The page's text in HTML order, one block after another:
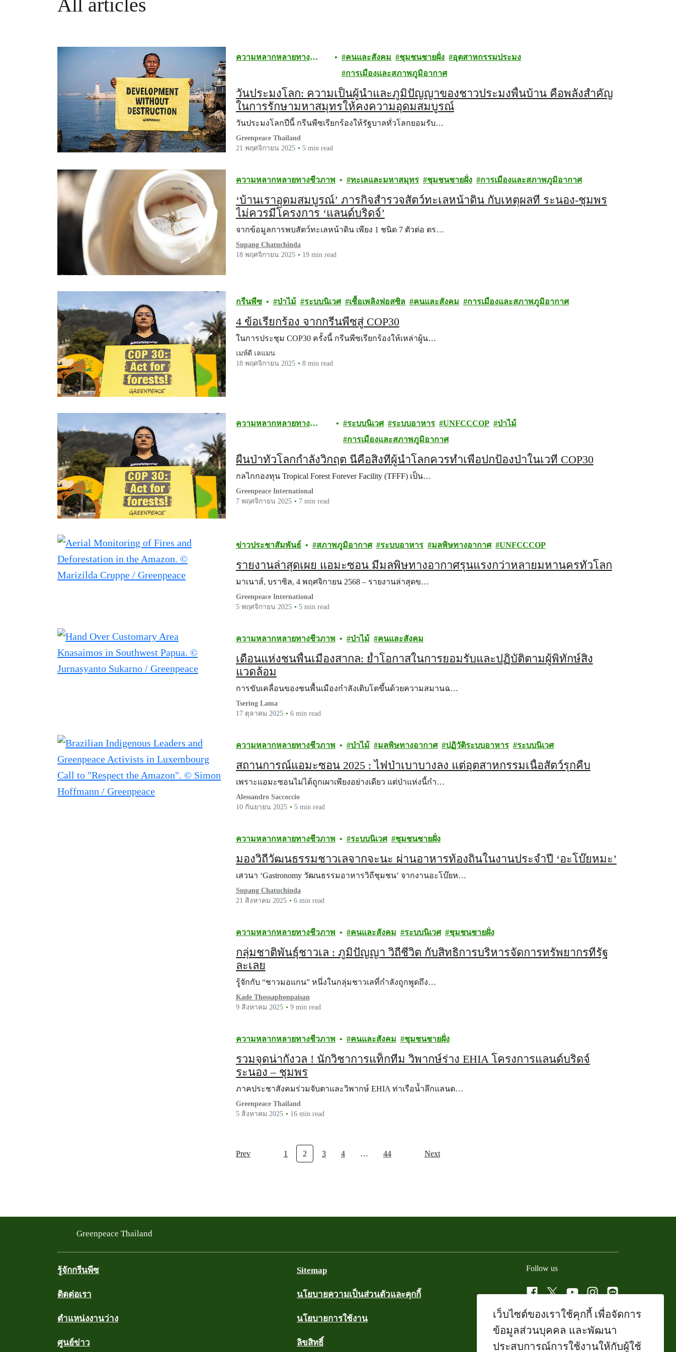
เว็บไซต์ของเราใช้คุกกี้ เพื่อจัดการ
ข้อมูลส่วนบุคคล และพัฒนา
ประสบการณ์การใช้งานให้กับผู้ใช้
All articles
ความหลากหลายทาง
คนและสังคม ชุมชนชายฝั่ง
อุตสาหกรรมประมง
การเมืองและสภาพภูมิอากาศ
วันประมงโลก: ความเป็นผู้นำและภูมิปัญญาของชาวประมงพื้นบ้าน คือพลังสำคัญ
ในการรักษามหาสมุทรให้คงความอุดมสมบูรณ์
วันประมงโลกปีนี้ กรีนพีซเรียกร้องให้รัฐบาลทั่วโลกยอมรับ…
Greenpeace Thailand
21 พฤศจิกายน 2025
5 min read
ความหลากหลายทางชีวภาพ ทะเลและมหาสมุทร ชุมชนชายฝั่ง การเมืองและสภาพภูมิอากาศ
‘บ้านเราอุดมสมบูรณ์’ ภารกิจสำรวจสัตว์ทะเลหน้าดิน กับเหตุผลที่ ระนอง-ชุมพร
ไม่ควรมีโครงการ ‘แลนด์บริดจ์’
จากข้อมูลการพบสัตว์ทะเลหน้าดิน เพียง 1 ชนิด 7 ตัวต่อ ตร…
Supang Chatuchinda
18 พฤศจิกายน 2025
19 min read
กรีนพีซ ป่าไม้ ระบบนิเวศ เชื้อเพลิงฟอสซิล คนและสังคม การเมืองและสภาพภูมิอากาศ
4 ข้อเรียกร้อง จากกรีนพีซสู่ COP30
ในการประชุม COP30 ครั้งนี้ กรีนพีซเรียกร้องให้เหล่าผู้น…
เมห์ดี เลแมน
18 พฤศจิกายน 2025
8 min read
ความหลากหลายทาง
ระบบนิเวศ ระบบอาหาร UNFCCCOP
ป่าไม้
การเมืองและสภาพภูมิอากาศ
ผืนป่าทั่วโลกกำลังวิกฤต นี่คือสิ่งที่ผู้นำโลกควรทำเพื่อปกป้องป่าในเวที COP30
กลไกกองทุน Tropical Forest Forever Facility (TFFF) เป็น…
Greenpeace International
7 พฤศจิกายน 2025
7 min read
ข่าวประชาสัมพันธ์ สภาพภูมิอากาศ ระบบอาหาร มลพิษทางอากาศ UNFCCCOP
รายงานล่าสุดเผย แอมะซอน มีมลพิษทางอากาศรุนแรงกว่าหลายมหานครทั่วโลก
มาเนาส์, บราซิล, 4 พฤศจิกายน 2568 – รายงานล่าสุดข…
Greenpeace International
5 พฤศจิกายน 2025
5 min read
ความหลากหลายทางชีวภาพ ป่าไม้ คนและสังคม
เดือนแห่งชนพื้นเมืองสากล: ย้ำโอกาสในการยอมรับและปฏิบัติตามผู้พิทักษ์สิ่ง
แวดล้อม
การขับเคลื่อนของชนพื้นเมืองกำลังเติบโตขึ้นด้วยความสมานฉ…
Tsering Lama
17 ตุลาคม 2025
6 min read
ความหลากหลายทางชีวภาพ ป่าไม้ มลพิษทางอากาศ ปฏิวัติระบบอาหาร ระบบนิเวศ
สถานการณ์แอมะซอน 2025 : ไฟป่าเบาบางลง แต่อุตสาหกรรมเนื้อสัตว์รุกคืบ
เพราะแอมะซอนไม่ได้ถูกเผาเพียงอย่างเดียว แต่ป่าแห่งนี้กำ…
Alessandro Saccoccio
10 กันยายน 2025
5 min read
ความหลากหลายทางชีวภาพ ระบบนิเวศ ชุมชนชายฝั่ง
มองวิถีวัฒนธรรมชาวเลจากจะนะ ผ่านอาหารท้องถิ่นในงานประจำปี ‘อะโบ๊ยหมะ’
เสวนา ‘Gastronomy วัฒนธรรมอาหารวิถีชุมชน’ จากงานอะโบ๊ยห…
Supang Chatuchinda
21 สิงหาคม 2025
6 min read
ความหลากหลายทางชีวภาพ คนและสังคม ระบบนิเวศ ชุมชนชายฝั่ง
กลุ่มชาติพันธุ์ชาวเล : ภูมิปัญญา วิถีชีวิต กับสิทธิการบริหารจัดการทรัพยากรที่รัฐ
ละเลย
รู้จักกับ “ชาวมอแกน” หนึ่งในกลุ่มชาวเลที่กำลังถูกพูดถึง…
Kade Thossaphonpaisan
9 สิงหาคม 2025
9 min read
ความหลากหลายทางชีวภาพ คนและสังคม ชุมชนชายฝั่ง
รวมจุดน่ากังวล ! นักวิชาการแท็กทีม วิพากษ์ร่าง EHIA โครงการแลนด์บริดจ์
ระนอง – ชุมพร
ภาคประชาสังคมร่วมจับตาและวิพากษ์ EHIA ท่าเรือน้ำลึกแลนด…
Greenpeace Thailand
5 สิงหาคม 2025
16 min read
Prev 1 2 3 4 … 44 Next
Greenpeace Thailand
รู้จักกรีนพีซ
ติดต่อเรา
ตำแหน่งงานว่าง
ศูนย์ข่าว
Sitemap
นโยบายความเป็นส่วนตัวและคุกกี้
นโยบายการใช้งาน
ลิขสิทธิ์
Follow us
Facebook
TwitterYouTubeInstagram
Line